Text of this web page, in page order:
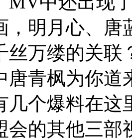
，明月心、唐
丝万缕的关联
唐青枫为你道
个爆料在这
会的其他三部